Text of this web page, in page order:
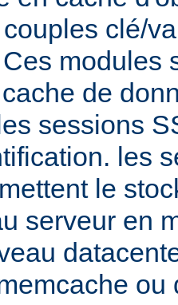
clé/
modules
de
sessions
les
le
serveur en
ou